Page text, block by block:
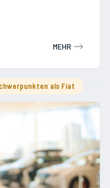
MEHR
als Fiat